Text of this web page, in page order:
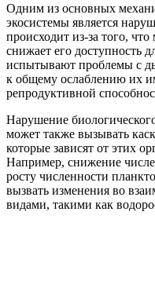
Одним из основных
экосистемы является
происходит из-за того,
снижает его доступность
испытывают проблемы с
к общему ослаблению их
репродуктивной
Нарушение
может также вызывать
которые зависят от этих
Например, снижение
росту численности
вызвать изменения во
видами, такими как